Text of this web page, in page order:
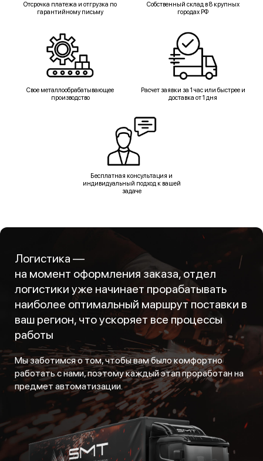
Отсрочка платежа и отгрузка по
гарантийному письму
Собственный склад в 8 крупных
городах РФ
Свое металлообрабатывающее
производство
Расчет заявки за 1 час или быстрее и
доставка от 1 дня
Бесплатная консультация и
индивидуальный подход к вашей
задаче
Логистика —
на момент оформления заказа, отдел
логистики уже начинает прорабатывать
наиболее оптимальный маршрут поставки в
ваш регион, что ускоряет все процессы
работы
Мы заботимся о том, чтобы вам было комфортно
работать с нами, поэтому каждый этап проработан на
предмет автоматизации.